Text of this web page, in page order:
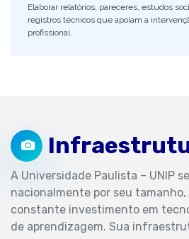
Elaborar relatórios, pareceres, estudos
registros técnicos que apoiam a
profissional.
A Universidade Paulista – UNIP
nacionalmente por seu
constante investimento em
de aprendizagem. Sua